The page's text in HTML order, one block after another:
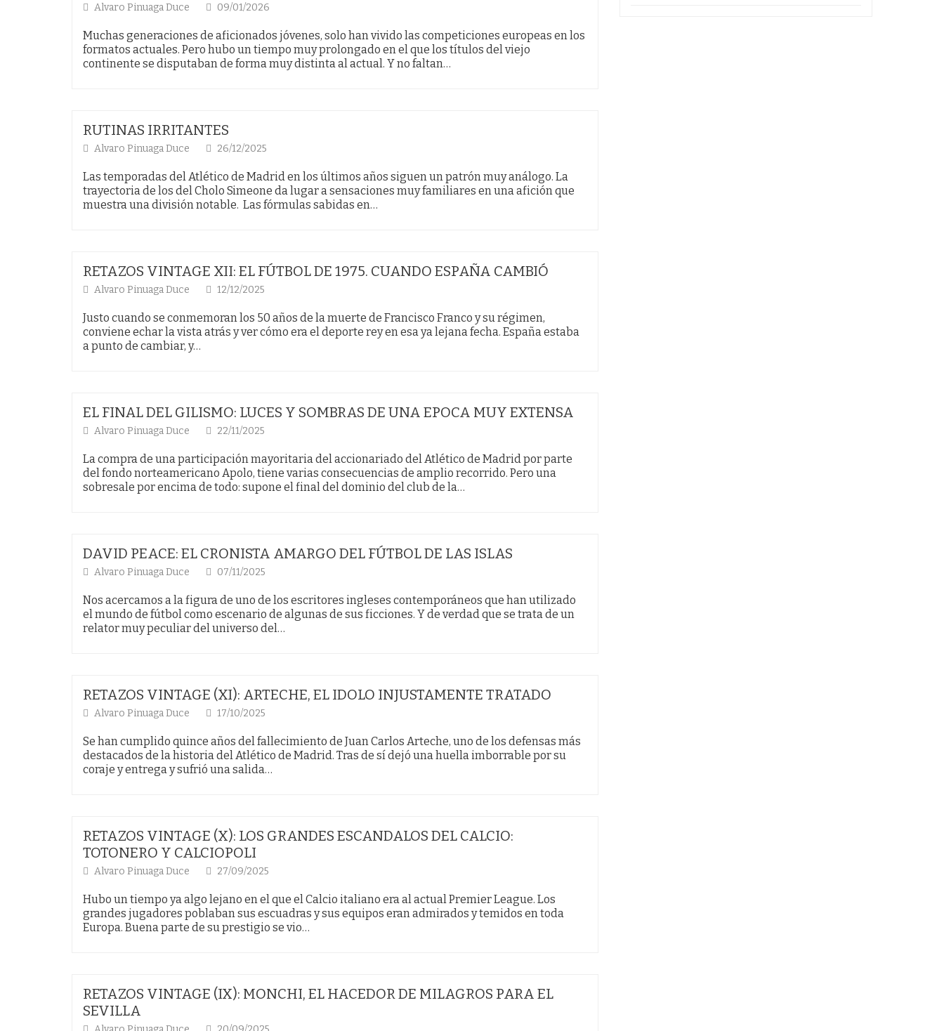
Alvaro Pinuaga Duce 09/01/2026
Muchas generaciones de aficionados jóvenes, solo han vivido las competiciones europeas en los
formatos actuales. Pero hubo un tiempo muy prolongado en el que los títulos del viejo
continente se disputaban de forma muy distinta al actual. Y no faltan…
RUTINAS IRRITANTES
Alvaro Pinuaga Duce 26/12/2025
Las temporadas del Atlético de Madrid en los últimos años siguen un patrón muy análogo. La
trayectoria de los del Cholo Simeone da lugar a sensaciones muy familiares en una afición que
muestra una división notable. Las fórmulas sabidas en…
RETAZOS VINTAGE XII: EL FÚTBOL DE 1975. CUANDO ESPAÑA CAMBIÓ
Alvaro Pinuaga Duce 12/12/2025
Justo cuando se conmemoran los 50 años de la muerte de Francisco Franco y su régimen,
conviene echar la vista atrás y ver cómo era el deporte rey en esa ya lejana fecha. España estaba
a punto de cambiar, y…
EL FINAL DEL GILISMO: LUCES Y SOMBRAS DE UNA EPOCA MUY EXTENSA
Alvaro Pinuaga Duce 22/11/2025
La compra de una participación mayoritaria del accionariado del Atlético de Madrid por parte
del fondo norteamericano Apolo, tiene varias consecuencias de amplio recorrido. Pero una
sobresale por encima de todo: supone el final del dominio del club de la…
DAVID PEACE: EL CRONISTA AMARGO DEL FÚTBOL DE LAS ISLAS
Alvaro Pinuaga Duce 07/11/2025
Nos acercamos a la figura de uno de los escritores ingleses contemporáneos que han utilizado
el mundo de fútbol como escenario de algunas de sus ficciones. Y de verdad que se trata de un
relator muy peculiar del universo del…
RETAZOS VINTAGE (XI): ARTECHE, EL IDOLO INJUSTAMENTE TRATADO
Alvaro Pinuaga Duce 17/10/2025
Se han cumplido quince años del fallecimiento de Juan Carlos Arteche, uno de los defensas más
destacados de la historia del Atlético de Madrid. Tras de sí dejó una huella imborrable por su
coraje y entrega y sufrió una salida…
RETAZOS VINTAGE (X): LOS GRANDES ESCANDALOS DEL CALCIO:
TOTONERO Y CALCIOPOLI
Alvaro Pinuaga Duce 27/09/2025
Hubo un tiempo ya algo lejano en el que el Calcio italiano era al actual Premier League. Los
grandes jugadores poblaban sus escuadras y sus equipos eran admirados y temidos en toda
Europa. Buena parte de su prestigio se vio…
RETAZOS VINTAGE (IX): MONCHI, EL HACEDOR DE MILAGROS PARA EL
SEVILLA